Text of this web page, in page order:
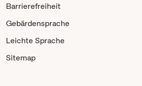
Barrierefreiheit
Gebärdensprache
Leichte Sprache
Sitemap